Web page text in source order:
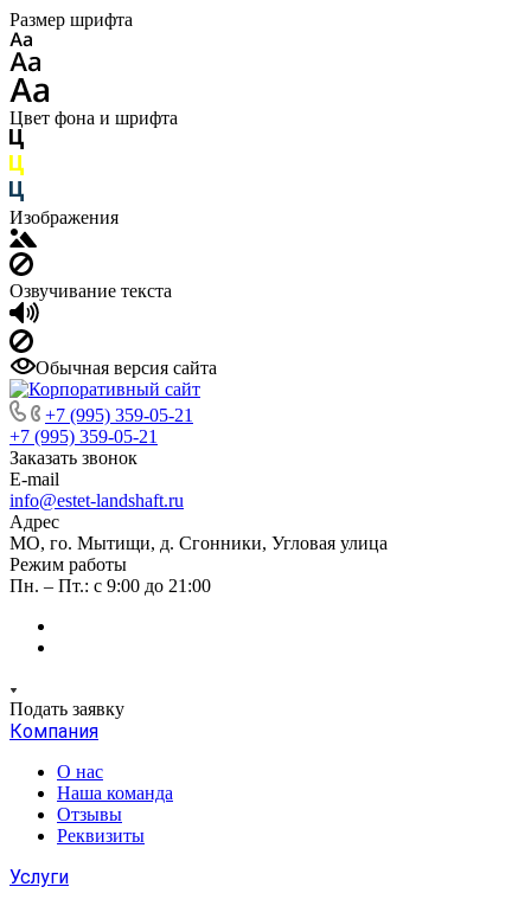
Размер шрифта
Цвет фона и шрифта
Изображения
Озвучивание текста
Обычная версия сайта
+7 (995) 359-05-21
+7 (995) 359-05-21
Заказать звонок
E-mail
info@estet-landshaft.ru
Адрес
МО, го. Мытищи, д. Сгонники, Угловая улица
Режим работы
Пн. – Пт.: с 9:00 до 21:00
Подать заявку
Компания
О нас
Наша команда
Отзывы
Реквизиты
Услуги